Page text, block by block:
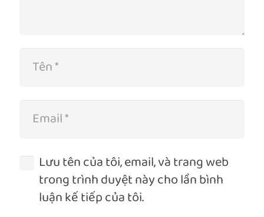
Lưu tên của tôi, email, và trang web
trong trình duyệt này cho lần bình
luận kế tiếp của tôi.